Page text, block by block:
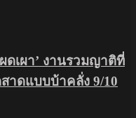
ดเผา’ งานรวมญาติที่
าดแบบบ้าคลั่ง 9/10